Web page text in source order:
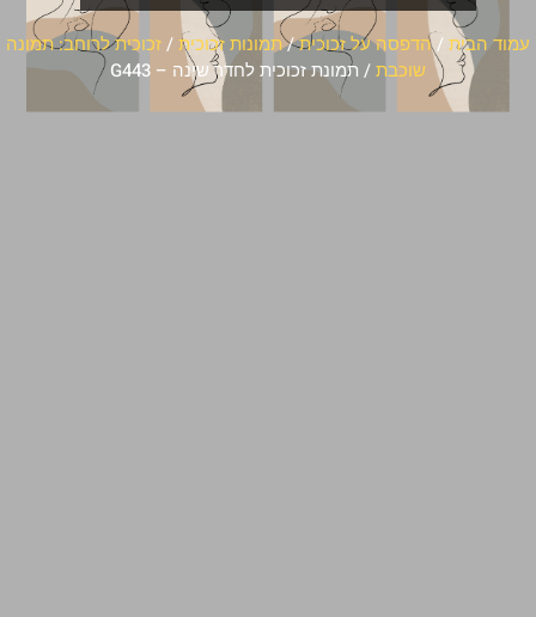
עמוד הבית /הדפסה על זכוכית/תמונות זכוכית/זכוכית לרוחב: תמונה
שוכבת/ תמונת זכוכית לחדר שינה – G443